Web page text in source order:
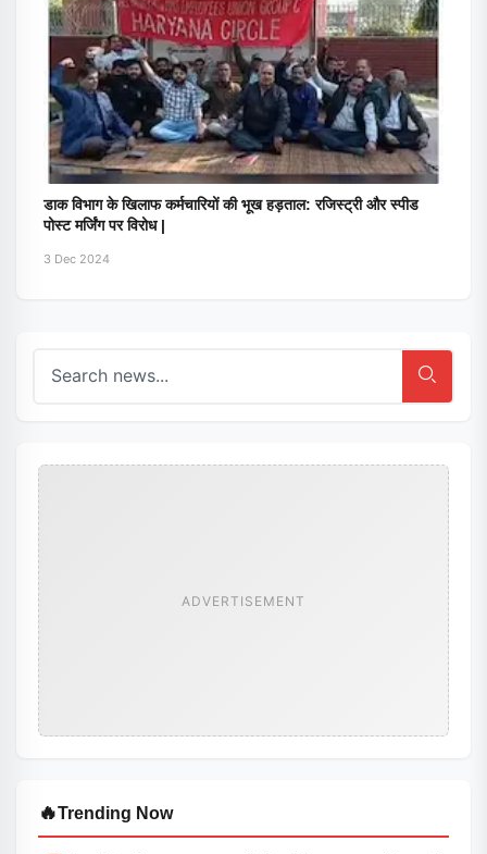
डाक विभाग के खिलाफ कर्मचारियों की भूख हड़ताल: रजिस्ट्री और स्पीड
पोस्ट मर्जिंग पर विरोध |
3 Dec 2024
ADVERTISEMENT
🔥Trending Now